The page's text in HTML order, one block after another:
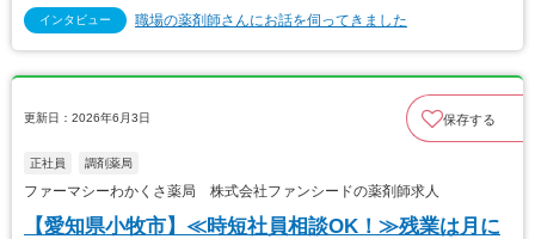
インタビュー 職場の薬剤師さんにお話を伺ってきました
更新日：2026年6月3日 保存する
正社員 調剤薬局
ファーマシーわかくさ薬局 株式会社ファンシードの薬剤師求人
【愛知県小牧市】≪時短社員相談OK！≫残業は月に